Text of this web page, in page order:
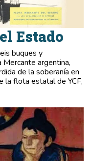
Estado
buques y
argentina,
de la soberanía en
la flota estatal de YCF,